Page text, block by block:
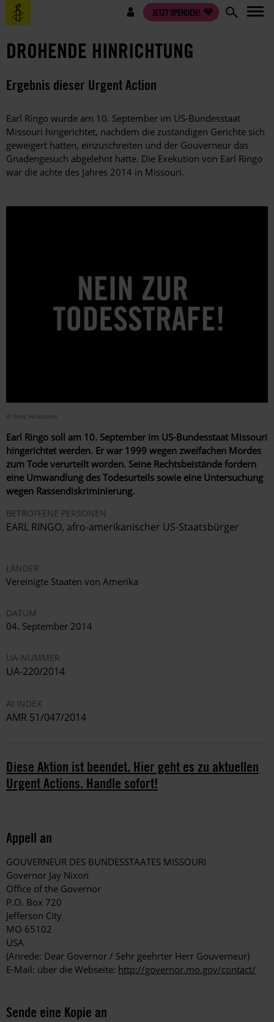
Direkt
zum
Benutzermenü JETZT SPENDEN!
DROHENDE HINRICHTUNG
Ergebnis dieser Urgent Action
Earl Ringo wurde am 10. September im US-Bundesstaat
Missouri hingerichtet, nachdem die zuständigen Gerichte sich
geweigert hatten, einzuschreiten und der Gouverneur das
Gnadengesuch abgelehnt hatte. Die Exekution von Earl Ringo
war die achte des Jahres 2014 in Missouri.
© Fons Hickmann
Earl Ringo soll am 10. September im US-Bundesstaat Missouri
hingerichtet werden. Er war 1999 wegen zweifachen Mordes
zum Tode verurteilt worden. Seine Rechtsbeistände fordern
eine Umwandlung des Todesurteils sowie eine Untersuchung
wegen Rassendiskriminierung.
BETROFFENE PERSONEN
EARL RINGO, afro-amerikanischer US-Staatsbürger
LÄNDER
Vereinigte Staaten von Amerika
DATUM
04. September 2014
UA-NUMMER
UA-220/2014
AI INDEX
AMR 51/047/2014
Diese Aktion ist beendet. Hier geht es zu aktuellen
Urgent Actions. Handle sofort!
Appell an
GOUVERNEUR DES BUNDESSTAATES MISSOURI
Governor Jay Nixon
Office of the Governor
P.O. Box 720
Jefferson City
MO 65102
USA
(Anrede: Dear Governor / Sehr geehrter Herr Gouverneur)
E-Mail: über die Webseite: http://governor.mo.gov/contact/
Sende eine Kopie an